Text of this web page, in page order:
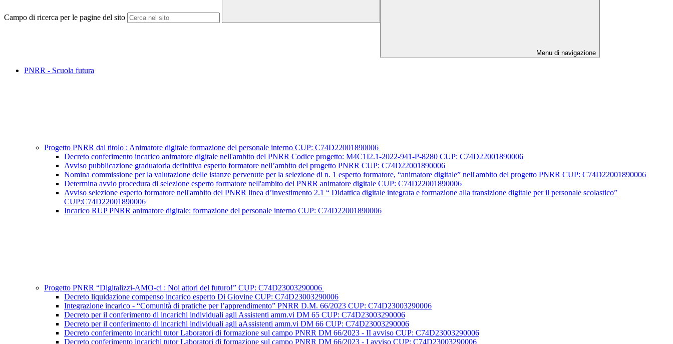
Campo di ricerca per le pagine del sito
Menu di navigazione
PNRR - Scuola futura
Progetto PNRR dal titolo : Animatore digitale formazione del personale interno CUP: C74D22001890006
Decreto conferimento incarico animatore digitale nell'ambito del PNRR Codice progetto: M4C1I2.1-2022-941-P-8280 CUP: C74D22001890006
Avviso pubblicazione graduatoria definitiva esperto formatore nell’ambito del progetto PNRR CUP: C74D22001890006
Nomina commissione per la valutazione delle istanze pervenute per la selezione di n. 1 esperto formatore, “animatore digitale” nell'ambito del progetto PNRR CUP: C74D22001890006
Determina avvio procedura di selezione esperto formatore nell'ambito del PNRR animatore digitale CUP: C74D22001890006
Avviso selezione esperto formatore nell'ambito del PNRR linea d’investimento 2.1 “ Didattica digitale integrata e formazione alla transizione digitale per il personale scolastico”
CUP:C74D22001890006
Incarico RUP PNRR animatore digitale: formazione del personale interno CUP: C74D22001890006
Progetto PNRR “Digitalizzi-AMO-ci : Noi attori del futuro!” CUP: C74D23003290006
Decreto liquidazione compenso incarico esperto Di Giovine CUP: C74D23003290006
Integrazione incarico - “Comunità di pratiche per l’apprendimento” PNRR D.M. 66/2023 CUP: C74D23003290006
Decreto per il conferimento di incarichi individuali agli Assistenti amm.vi DM 65 CUP: C74D23003290006
Decreto per il conferimento di incarichi individuali agli aAssistenti amm.vi DM 66 CUP: C74D23003290006
Decreto conferimento incarichi tutor Laboratori di formazione sul campo PNRR DM 66/2023 - II avviso CUP: C74D23003290006
Decreto conferimento incarichi tutor Laboratori di formazione sul campo PNRR DM 66/2023 - I avviso CUP: C74D23003290006